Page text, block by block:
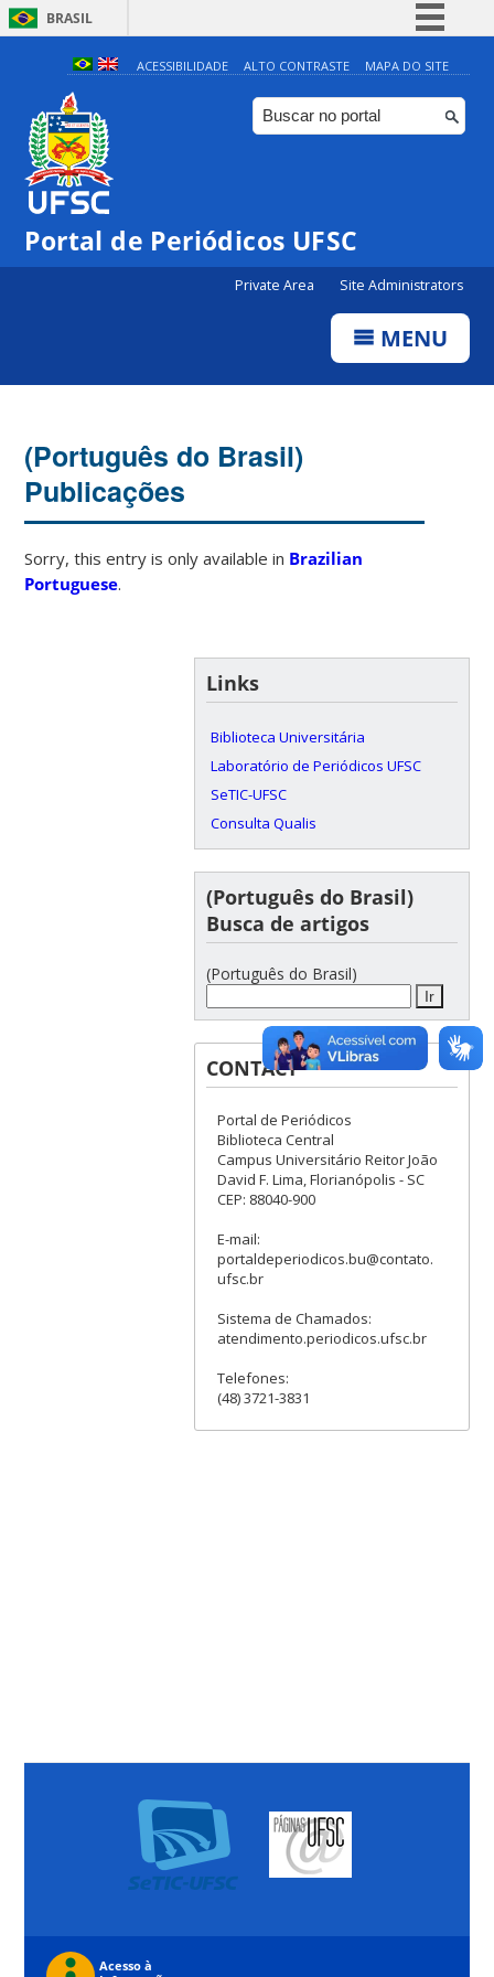
BRASIL
Simplifique!
Comunica BR
Participe
Canais
ACESSIBILIDADE ALTO CONTRASTE MAPA DO SITE
Portal de Periódicos UFSC
Private Area Site Administrators
MENU
(Português do Brasil)
Publicações
Sorry, this entry is only available in Brazilian
Portuguese.
Links
Biblioteca Universitária
Laboratório de Periódicos UFSC
SeTIC-UFSC
Consulta Qualis
(Português do Brasil)
Busca de artigos
(Português do Brasil)
CONTACT
Portal de Periódicos
Biblioteca Central
Campus Universitário Reitor João
David F. Lima, Florianópolis - SC
CEP: 88040-900
E-mail:
portaldeperiodicos.bu@contato.
ufsc.br
Sistema de Chamados:
atendimento.periodicos.ufsc.br
Telefones:
(48) 3721-3831